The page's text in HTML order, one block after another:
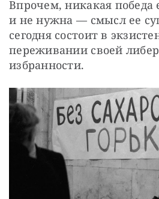
Впрочем, никакая победа
и не нужна — смысл ее
сегодня состоит в
переживании своей
избранности.